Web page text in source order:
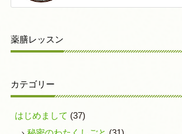
薬膳レッスン
カテゴリー
はじめまして (37)